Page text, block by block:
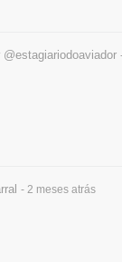
@estagiariodoaviador
- 2 meses atrás